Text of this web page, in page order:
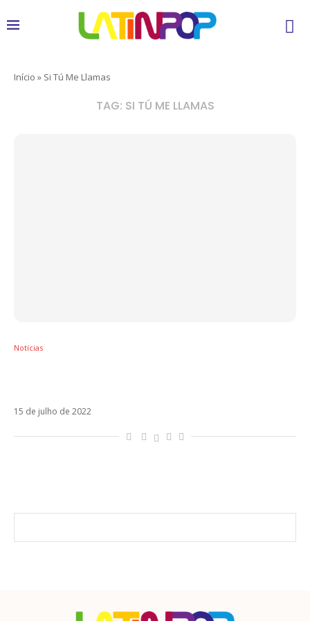
Início » Si Tú Me Llamas
TAG: SI TÚ ME LLAMAS
Notícias
15 de julho de 2022